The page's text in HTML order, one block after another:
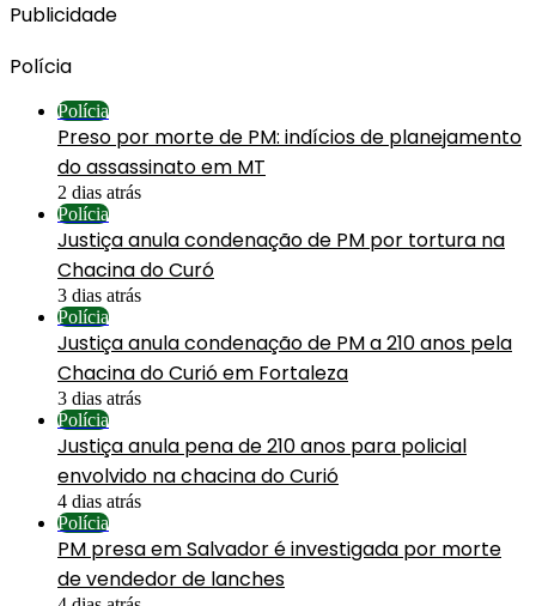
Publicidade
Polícia
Polícia
Preso por morte de PM: indícios de planejamento
do assassinato em MT
2 dias atrás
Polícia
Justiça anula condenação de PM por tortura na
Chacina do Curó
3 dias atrás
Polícia
Justiça anula condenação de PM a 210 anos pela
Chacina do Curió em Fortaleza
3 dias atrás
Polícia
Justiça anula pena de 210 anos para policial
envolvido na chacina do Curió
4 dias atrás
Polícia
PM presa em Salvador é investigada por morte
de vendedor de lanches